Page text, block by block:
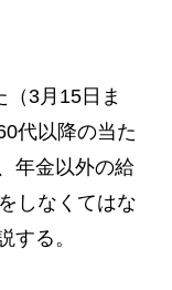
3月15日ま
代以降の当た
年金以外の給
しなくてはな
する。